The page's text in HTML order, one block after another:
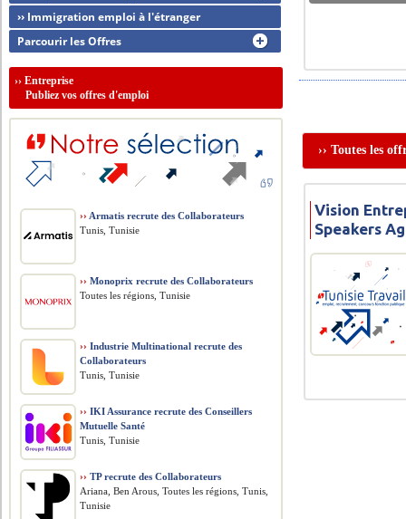
›› Toutes les
Vision
Speakers
›› Immigration emploi à l'étranger
Parcourir les Offres
››Entreprise
Publiez vos offres d'emploi
›› Armatis recrute des Collaborateurs
Tunis, Tunisie
›› Monoprix recrute des Collaborateurs
Toutes les régions, Tunisie
›› Industrie Multinational recrute des
Collaborateurs
Tunis, Tunisie
›› IKI Assurance recrute des Conseillers
Mutuelle Santé
Tunis, Tunisie
›› TP recrute des Collaborateurs
Ariana, Ben Arous, Toutes les régions, Tunis,
Tunisie